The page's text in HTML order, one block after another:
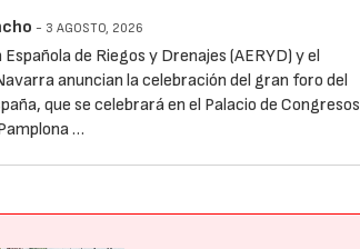
- 3 AGOSTO, 2026
de Riegos y Drenajes (AERYD) y el
anuncian la celebración del gran foro del
que se celebrará en el Palacio de Congresos
…